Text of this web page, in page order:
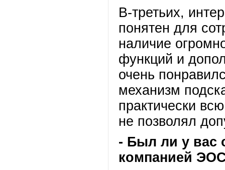
В-третьих,
понятен для
наличие
функций и
очень
механизм
практически
не позволял
- Был ли у вас
компанией